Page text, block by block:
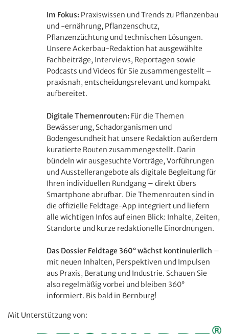
Im Fokus: Praxiswissen und Trends zu Pflanzenbau
und -ernährung, Pflanzenschutz,
Pflanzenzüchtung und technischen Lösungen.
Unsere Ackerbau-Redaktion hat ausgewählte
Fachbeiträge, Interviews, Reportagen sowie
Podcasts und Videos für Sie zusammengestellt –
praxisnah, entscheidungsrelevant und kompakt
aufbereitet.
Digitale Themenrouten: Für die Themen
Bewässerung, Schadorganismen und
Bodengesundheit hat unsere Redaktion außerdem
kuratierte Routen zusammengestellt. Darin
bündeln wir ausgesuchte Vorträge, Vorführungen
und Ausstellerangebote als digitale Begleitung für
Ihren individuellen Rundgang – direkt übers
Smartphone abrufbar. Die Themenrouten sind in
die offizielle Feldtage-App integriert und liefern
alle wichtigen Infos auf einen Blick: Inhalte, Zeiten,
Standorte und kurze redaktionelle Einordnungen.
Das Dossier Feldtage 360° wächst kontinuierlich –
mit neuen Inhalten, Perspektiven und Impulsen
aus Praxis, Beratung und Industrie. Schauen Sie
also regelmäßig vorbei und bleiben 360°
informiert. Bis bald in Bernburg!
Mit Unterstützung von: